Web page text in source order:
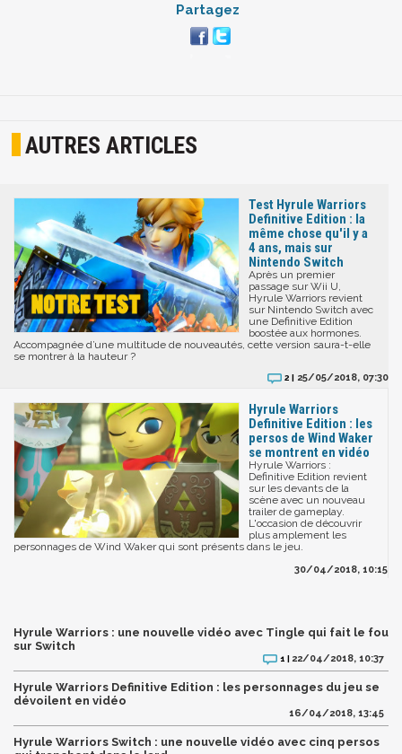
Partagez
AUTRES ARTICLES
Test Hyrule Warriors
Definitive Edition : la
même chose qu'il y a
4 ans, mais sur
Nintendo Switch
Après un premier
passage sur Wii U,
Hyrule Warriors revient
sur Nintendo Switch avec
une Definitive Edition
boostée aux hormones.
Accompagnée d’une multitude de nouveautés, cette version saura-t-elle
se montrer à la hauteur ?
2 | 25/05/2018, 07:30
Hyrule Warriors
Definitive Edition : les
persos de Wind Waker
se montrent en vidéo
Hyrule Warriors :
Definitive Edition revient
sur les devants de la
scène avec un nouveau
trailer de gameplay.
L'occasion de découvrir
plus amplement les
personnages de Wind Waker qui sont présents dans le jeu.
30/04/2018, 10:15
Hyrule Warriors : une nouvelle vidéo avec Tingle qui fait le fou
sur Switch
1 | 22/04/2018, 10:37
Hyrule Warriors Definitive Edition : les personnages du jeu se
dévoilent en vidéo
16/04/2018, 13:45
Hyrule Warriors Switch : une nouvelle vidéo avec cinq persos